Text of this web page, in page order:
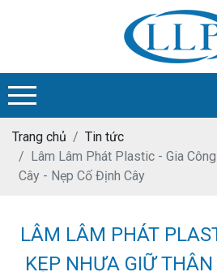
Trang chủ
Tin tức
Lâm Lâm Phát Plastic - Gia
Cây - Nẹp Cố Định Cây
LÂM LÂM PHÁT
KẸP NHỰA GIỮ THÂN